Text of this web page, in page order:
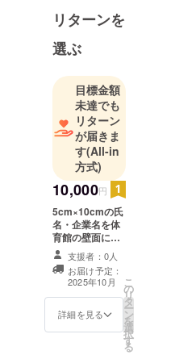
地域の課題
解決、地域
活性化に取
ます。
リターンを
選ぶ
目標金額
未達でも
リターン
が届きま
す(All-in
方式)
10,000円
5cm×10cmの氏
名・企業名を体
育館の壁面に掲
載 【掲載期
間】令和７年10
月１日から５年
間 【注意事
項】支援時、必
ず備考欄に掲載
支援者：0人
お届け予定：
2025年10月
詳細を見る
こ
の
リ
タ
ー
ン
を
選
択
す
る